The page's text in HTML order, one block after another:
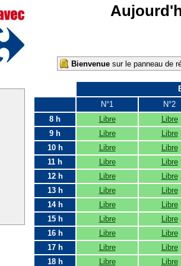
Bienvenue sur le panneau de
N°1
N°2
8 h
Libre Libre
9 h
Libre Libre
10 h
Libre Libre
11 h
Libre Libre
12 h
Libre Libre
13 h
Libre Libre
14 h
Libre Libre
15 h
Libre Libre
16 h
Libre Libre
17 h
Libre Libre
18 h
Libre Libre